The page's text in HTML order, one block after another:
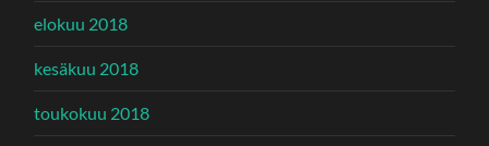
elokuu 2018
kesäkuu 2018
toukokuu 2018